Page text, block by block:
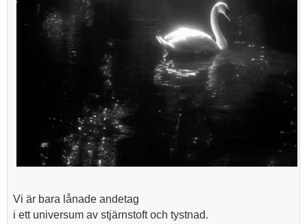
Vi är bara lånade andetag
i ett universum av stjärnstoft och tystnad.